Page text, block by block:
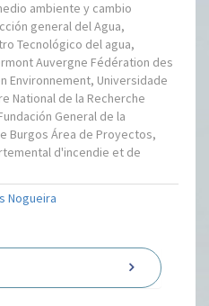
ambiente y cambio
general del Agua,
Tecnológico del agua,
Auvergne Fédération des
Environnement, Universidade
National de la Recherche
General de la
Burgos Área de Proyectos,
d'incendie et de
Nogueira